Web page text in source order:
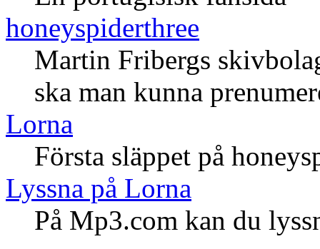
honeyspiderthree
Martin Fribergs
ska man kunna
Lorna
Första släppet på
Lyssna på Lorna
På Mp3.com kan du